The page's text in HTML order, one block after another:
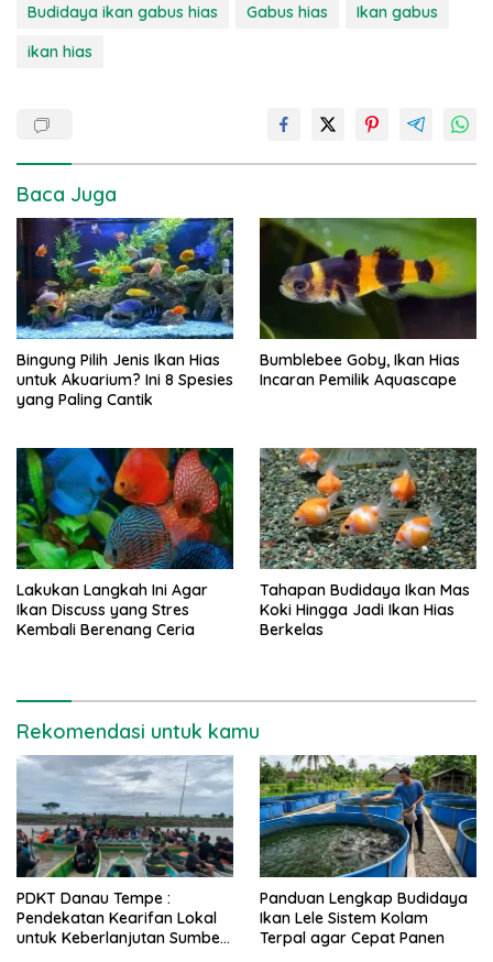
Budidaya ikan gabus hias Gabus hias
Ikan gabus
ikan hias
Baca Juga
Bingung Pilih Jenis Ikan Hias
untuk Akuarium? Ini 8 Spesies
yang Paling Cantik
Bumblebee Goby, Ikan Hias
Incaran Pemilik Aquascape
Lakukan Langkah Ini Agar
Ikan Discuss yang Stres
Kembali Berenang Ceria
Tahapan Budidaya Ikan Mas
Koki Hingga Jadi Ikan Hias
Berkelas
Rekomendasi untuk kamu
PDKT Danau Tempe :
Pendekatan Kearifan Lokal
untuk Keberlanjutan Sumber
Panduan Lengkap Budidaya
Ikan Lele Sistem Kolam
Terpal agar Cepat Panen